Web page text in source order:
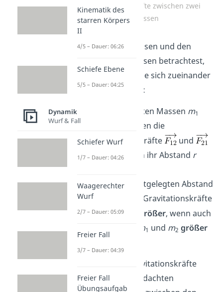
Gravitationskräfte zwischen zwei
Massen
Wenn du die Massen und den
Abstand der Massen betrachtest,
dann verhalten sie sich zueinander
folgendermaßen:
Bei festgelegten Massen m1
werden die
Gravitationskräfte
und
größer, wenn ihr Abstand r
Bei einem festgelegten Abstand
r
werden die Gravitationskräfte
und
größer, wenn auch
m1 und m2 größer
Die Gravitationskräfte
liegen auf der gedachten
Kinematik des
starren Körpers
II
4/5 – Dauer: 06:26
Schiefe Ebene
5/5 – Dauer: 04:25
Dynamik
Wurf & Fall
Schiefer Wurf
1/7 – Dauer: 04:26
Waagerechter
Wurf
2/7 – Dauer: 05:09
Freier Fall
3/7 – Dauer: 04:39
Freier Fall
Übungsaufgab